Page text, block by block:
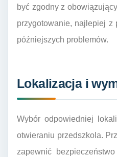
być zgodny z
przygotowanie, najlepiej z
późniejszych problemów.
Lokalizacja i
Wybór odpowiedniej
otwieraniu przedszkola.
zapewnić